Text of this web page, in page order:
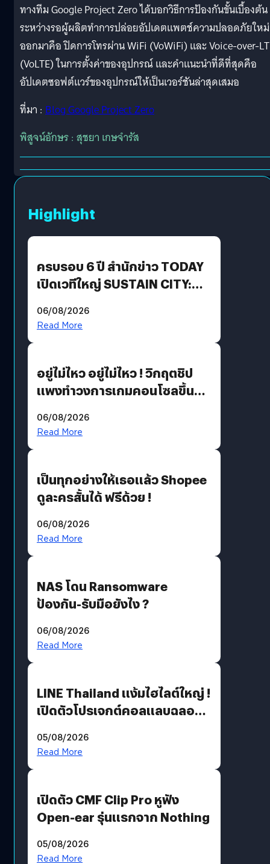
ทางทีม Google Project Zero ได้บอกวิธีการป้องกันขั้นเบื้องต้น
ระหว่างรอผู้ผลิตทำการปล่อยอัปเดตแพตช์ความปลอดภัยใหม่
ออกมาคือ ปิดการโทรผ่าน WiFi (VoWiFi) และ Voice-over-
(VoLTE) ในการตั้งค่าของอุปกรณ์ และคำแนะนำที่ดีที่สุดคือ
อัปเดตซอฟต์แวร์ของอุปกรณ์ให้เป็นเวอร์ชันล่าสุดเสมอ
ที่มา : Blog Google Project Zero
พิสูจน์อักษร : สุชยา เกษจำรัส
Highlight
ครบรอบ 6 ปี สำนักข่าว TODAY
เปิดเวทีใหญ่ SUSTAIN CITY:
แนวทางปรับตัวสู่เศรษฐกิจสี
06/08/2026
Read More
อยู่ไม่ไหว อยู่ไม่ไหว ! วิกฤตชิป
แพงทำวงการเกมคอนโซลขึ้น
?
06/08/2026
Read More
เป็นทุกอย่างให้เธอแล้ว Shopee
ดูละครสั้นได้ ฟรีด้วย !
06/08/2026
Read More
NAS โดน Ransomware
ป้องกัน-รับมือยังไง ?
06/08/2026
Read More
LINE Thailand แง้มไฮไลต์ใหญ่ !
เปิดตัวโปรเจกต์คอลแลบฉลอง
Moon x LINE FRIENDS
05/08/2026
Read More
เปิดตัว CMF Clip Pro หูฟัง
Open-ear รุ่นแรกจาก Nothing
05/08/2026
Read More